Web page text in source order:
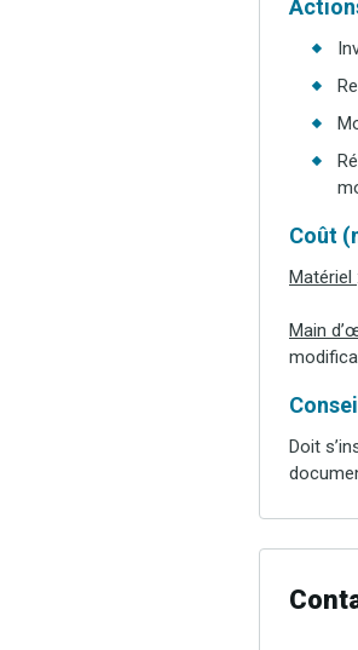
Coût
Matériel
Main
Doit